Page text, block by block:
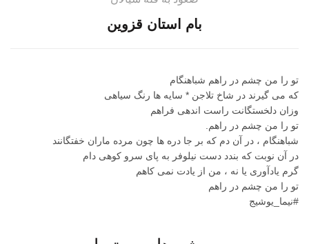
بام استان قزوین
تو را من چشم در راهم شباهنگام
که می گیرند در شاخ تلاجن * سایه ها رنگ سیاهی
وزان دلخستگانت راست اندهی فراهم
تو را من چشم در راهم.
شباهنگام ، در آن دم که بر جا دره ها چون مرده ماران خفتگانند
در آن نوبت که بندد دست نیلوفر به پای سرو کوهی دام
گرم یادآوری یا نه ، من از یادت نمی کاهم
تو را من چشم در راهم
#نیما_یوشیج